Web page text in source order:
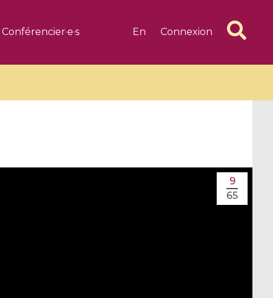
Conférencier·e·s En Connexion
6 videos 1 videos
9
65